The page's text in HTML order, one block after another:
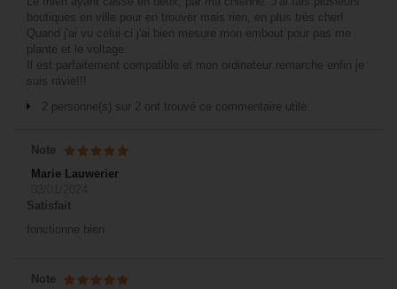
boutiques en ville pour en trouver mais rien, en plus très cher!
Quand j'ai vu celui-ci j'ai bien mesure mon embout pour pas me
plante et le voltage.
Il est parfaitement compatible et mon ordinateur remarche enfin je
suis ravie!!!
2 personne(s) sur 2 ont trouvé ce commentaire utile.
Note
Marie Lauwerier
Satisfait
fonctionne bien
Note